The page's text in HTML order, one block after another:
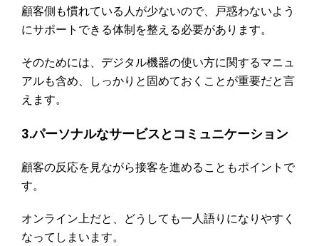
顧客側も慣れている人が少ないので、戸惑わないよう
にサポートできる体制を整える必要があります。
そのためには、デジタル機器の使い方に関するマニュ
アルも含め、しっかりと固めておくことが重要だと言
えます。
3.パーソナルなサービスとコミュニケーション
顧客の反応を見ながら接客を進めることもポイントで
す。
オンライン上だと、どうしても一人語りになりやすく
なってしまいます。